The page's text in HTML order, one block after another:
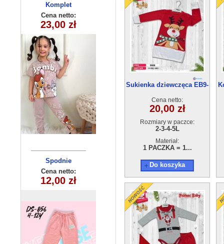
Komplet
dziewczęcy
315-10(3-10)
5szt
Cena netto:
23,00 zł
Spodnie
dziecięce
DS-856(4-12)
10szt
Cena netto:
12,00 zł
sukienka
dziewczęca
(5-8)4szt
Cena netto:
12,00 zł
Komplet
niemowlęcy
5580 (6-24m)
4szt
Cena netto:
17,00 zł
Sukienka dziewczęca EB9-
Cena netto:
20,00 zł
Rozmiary w paczce:
2-3-4-5L
Materiał:
1 PACZKA = 1...
Do koszyka